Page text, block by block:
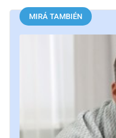
MIRÁ TAMBIÉN